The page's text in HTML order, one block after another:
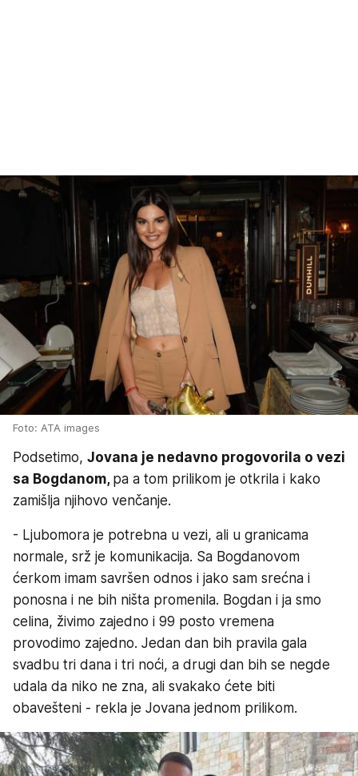
Foto: ATA images
Podsetimo, Jovana je nedavno progovorila o vezi
sa Bogdanom, pa a tom prilikom je otkrila i kako
zamišlja njihovo venčanje.
- Ljubomora je potrebna u vezi, ali u granicama
normale, srž je komunikacija. Sa Bogdanovom
ćerkom imam savršen odnos i jako sam srećna i
ponosna i ne bih ništa promenila. Bogdan i ja smo
celina, živimo zajedno i 99 posto vremena
provodimo zajedno. Jedan dan bih pravila gala
svadbu tri dana i tri noći, a drugi dan bih se negde
udala da niko ne zna, ali svakako ćete biti
obavešteni - rekla je Jovana jednom prilikom.